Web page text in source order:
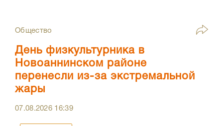
Общество
День физкультурника в
Новоаннинском районе
перенесли из-за экстремальной
жары
07.08.2026 16:39